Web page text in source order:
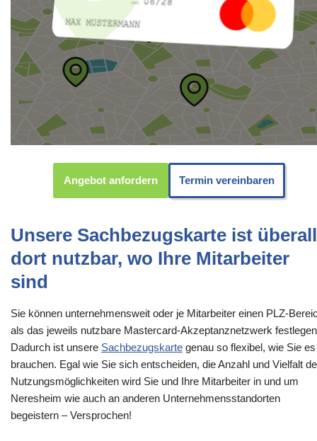
Angebot anfordern Termin vereinbaren
Unsere Sachbezugskarte ist überall
dort nutzbar, wo Ihre Mitarbeiter
sind
Sie können unternehmensweit oder je Mitarbeiter einen PLZ-
als das jeweils nutzbare Mastercard-Akzeptanznetzwerk
Dadurch ist unsere Sachbezugskarte genau so flexibel, wie Sie es
brauchen. Egal wie Sie sich entscheiden, die Anzahl und Vielfalt
Nutzungsmöglichkeiten wird Sie und Ihre Mitarbeiter in und um
Neresheim wie auch an anderen Unternehmensstandorten
begeistern – Versprochen!